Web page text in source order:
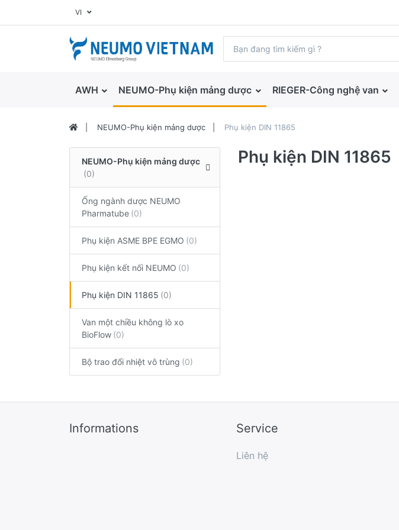
VI
AWH NEUMO-Phụ kiện mảng dược RIEGER-Công nghệ van
NEUMO-Phụ kiện mảng dược Phụ kiện DIN 11865
NEUMO-Phụ kiện mảng dược
Ống ngành dược NEUMO
Pharmatube
Phụ kiện ASME BPE EGMO
Phụ kiện kết nối NEUMO
Phụ kiện DIN 11865
Van một chiều không lò xo
BioFlow
Bộ trao đổi nhiệt vô trùng
Phụ kiện DIN 11865
Informations Service
Liên hệ